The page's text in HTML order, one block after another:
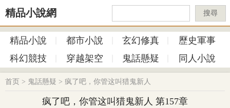
精品小說網 搜尋
精品小說 都市小說 玄幻修真
歷史軍事
科幻競技
穿越架空 鬼話懸疑 同人小說
首页 > 鬼話懸疑 > 疯了吧，你管这叫猎鬼新人
疯了吧，你管这叫猎鬼新人 第157章